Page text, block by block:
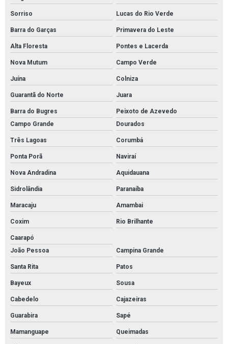
Sorriso Lucas do Rio Verde
Barra do Garças Primavera do Leste
Alta Floresta Pontes e Lacerda
Nova Mutum Campo Verde
Juína Colniza
Guarantã do Norte Juara
Barra do Bugres
Peixoto de Azevedo
Campo Grande
Dourados
Três Lagoas Corumbá
Ponta Porã Naviraí
Nova Andradina Aquidauana
Sidrolândia Paranaíba
Maracaju Amambai
Coxim Rio Brilhante
Caarapó
João Pessoa
Campina Grande
Santa Rita Patos
Bayeux Sousa
Cabedelo Cajazeiras
Guarabira Sapé
Mamanguape Queimadas